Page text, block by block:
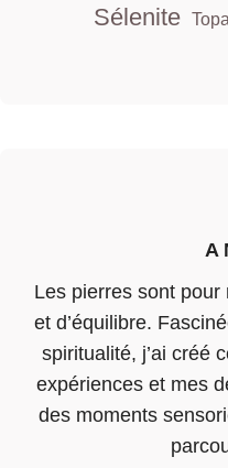
Sélenite
Les pierres sont pour
et d’équilibre.
spiritualité, j’ai créé
expériences et mes
des moments